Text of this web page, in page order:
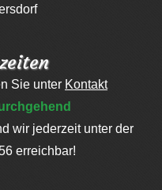
Sie unter Kontakt
wir jederzeit unter der
erreichbar!